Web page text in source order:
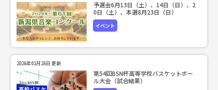
予選会6月13日（土）、14日（日）、2
0日（土）、本選8月23日（日）
イベント
第54回BSN杯高等学校バスケットボー
ル大会（試合結果）
2026年01月26日 更新